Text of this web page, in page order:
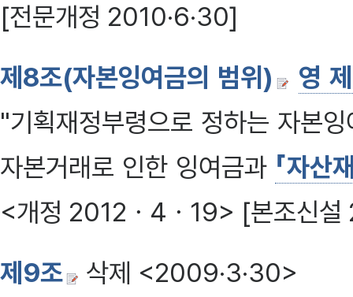
[전문개정 2010·6·30]
제8조(자본잉여금의 범위)
영
"기획재정부령으로 정하는 자본
자본거래로 인한 잉여금과 「자산
<개정 2012ㆍ4ㆍ19> [본조신
제9조
삭제 <2009·3·30>